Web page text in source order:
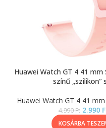
Huawei Watch GT 4 41 mm
színű „szilikon”
Huawei Watch GT 4 41
4.990Ft 2.990
KOSÁRBA